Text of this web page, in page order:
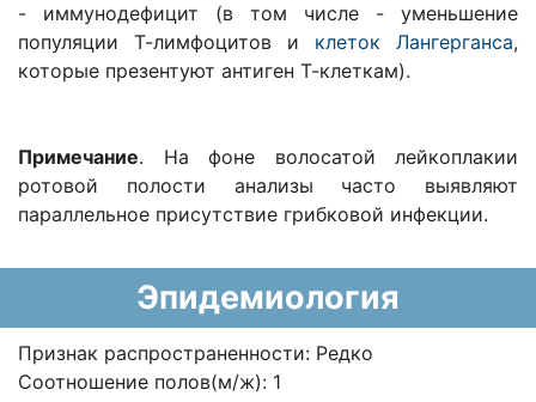
- иммунодефицит (в том числе - уменьшение
популяции Т-лимфоцитов и клеток Лангерганса,
которые презентуют антиген Т-клеткам).
Примечание. На фоне волосатой лейкоплакии
ротовой полости анализы часто выявляют
параллельное присутствие грибковой инфекции.
Эпидемиология
Признак распространенности: Редко
Соотношение полов(м/ж): 1